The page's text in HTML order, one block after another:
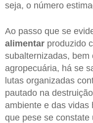
seja, o número
Ao passo que se
alimentar produzido
subalternizadas, bem
agropecuária, há se
lutas organizadas
pautado na
ambiente e das vidas
que pese se constate